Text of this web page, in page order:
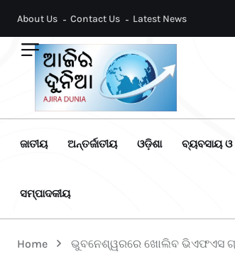
About Us Contact Us Latest News
ଜାତୀୟ ଅନ୍ତର୍ଜାତୀୟ ଓଡ଼ିଶା ବ୍ୟବସାୟ ଓ
ସମ୍ପାଦକୀୟ
Home ଭୁବନେଶ୍ୱରରେ ଖୋଲିବ ଭିଏଫଏସ